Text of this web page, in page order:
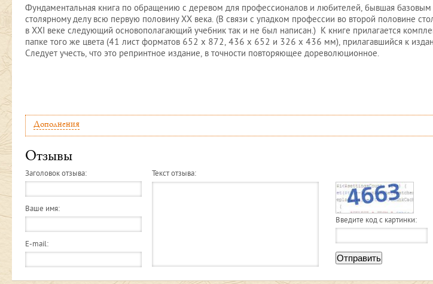
Фундаментальная книга по обращению с деревом для профессионалов и любителей, бывшая
столярному делу всю первую половину ХХ века. (В связи с упадком профессии во второй половине
в XXI веке следующий основополагающий учебник так и не был написан.) К книге прилагается
папке того же цвета (41 лист форматов 652 х 872, 436 х 652 и 326 х 436 мм), прилагавшийся к
Следует учесть, что это репринтное издание, в точности повторяющее дореволюционное.
Дополнения
Отзывы
Заголовок отзыва:
Ваше имя:
E-mail:
Текст отзыва:
Введите код с картинки:
Отправить